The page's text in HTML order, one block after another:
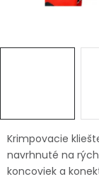
Značky
Doprava a
Kontakty
Krimpovacie kliešte
navrhnuté na
koncoviek a